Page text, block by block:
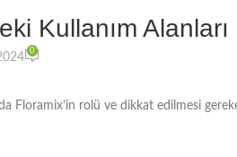
Kullanım Alanları
0
Floramix’in rolü ve dikkat edilmesi